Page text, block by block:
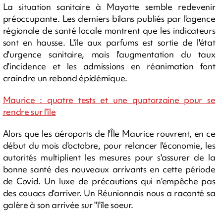
La situation sanitaire à Mayotte semble redevenir
préoccupante. Les derniers bilans publiés par l'agence
régionale de santé locale montrent que les indicateurs
sont en hausse. L'île aux parfums est sortie de l'état
d'urgence sanitaire, mais l'augmentation du taux
d'incidence et les admissions en réanimation font
craindre un rebond épidémique.
Maurice : quatre tests et une quatorzaine pour se
rendre sur l'île
Alors que les aéroports de l'Île Maurice rouvrent, en ce
début du mois d'octobre, pour relancer l'économie, les
autorités multiplient les mesures pour s'assurer de la
bonne santé des nouveaux arrivants en cette période
de Covid. Un luxe de précautions qui n'empêche pas
des couacs d'arriver. Un Réunionnais nous a raconté sa
galère à son arrivée sur "l'île soeur.